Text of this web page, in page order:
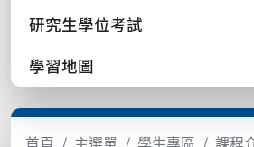
研究生學位考試
學習地圖
首頁 主選單 學生專區 課程